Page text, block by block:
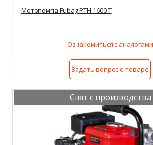
Мотопомпа Fubag PTH 1600 T
Ознакомиться с аналогами
Задать вопрос о товаре
Снят с производства